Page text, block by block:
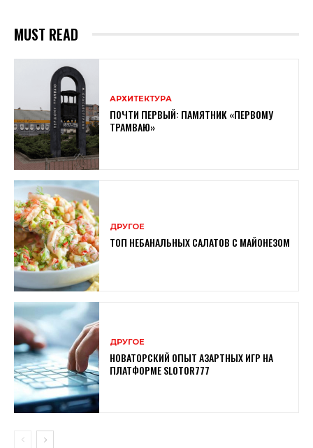
MUST READ
АРХИТЕКТУРА
ПОЧТИ ПЕРВЫЙ: ПАМЯТНИК «ПЕРВОМУ
ТРАМВАЮ»
ДРУГОЕ
ТОП НЕБАНАЛЬНЫХ САЛАТОВ С МАЙОНЕЗОМ
ДРУГОЕ
НОВАТОРСКИЙ ОПЫТ АЗАРТНЫХ ИГР НА
ПЛАТФОРМЕ SLOTOR777